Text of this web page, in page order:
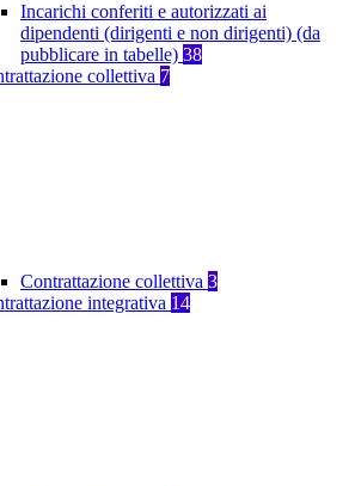
Incarichi conferiti e autorizzati ai
dipendenti (dirigenti e non dirigenti) (da
pubblicare in tabelle) 38
collettiva 7
Contrattazione collettiva 3
integrativa 14